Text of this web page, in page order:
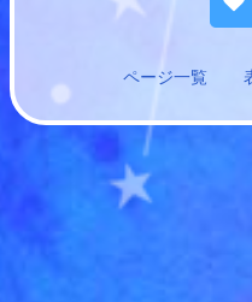
ページ一覧